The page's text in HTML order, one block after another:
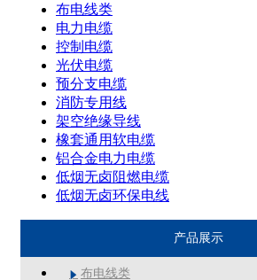
布电线类
电力电缆
控制电缆
光伏电缆
预分支电缆
消防专用线
架空绝缘导线
橡套通用软电缆
铝合金电力电缆
低烟无卤阻燃电缆
低烟无卤环保电线
产品展示
 布电线类